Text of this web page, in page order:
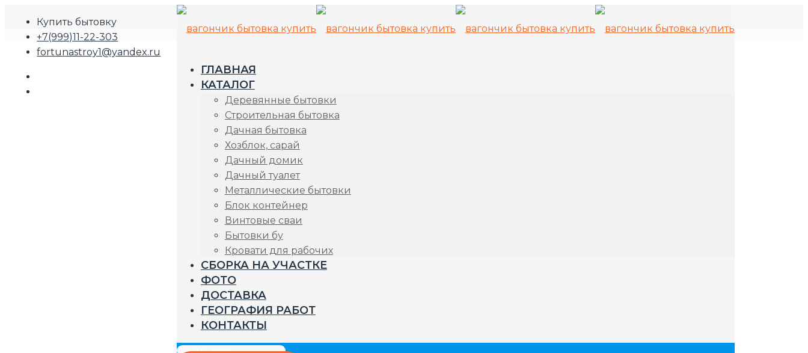
Купить бытовку
+7(999)11-22-303
fortunastroy1@yandex.ru
ГЛАВНАЯ
КАТАЛОГ
Деревянные бытовки
Строительная бытовка
Дачная бытовка
Хозблок, сарай
Дачный домик
Дачный туалет
Металлические бытовки
Блок контейнер
Винтовые сваи
Бытовки бу
Кровати для рабочих
СБОРКА НА УЧАСТКЕ
ФОТО
ДОСТАВКА
ГЕОГРАФИЯ РАБОТ
КОНТАКТЫ